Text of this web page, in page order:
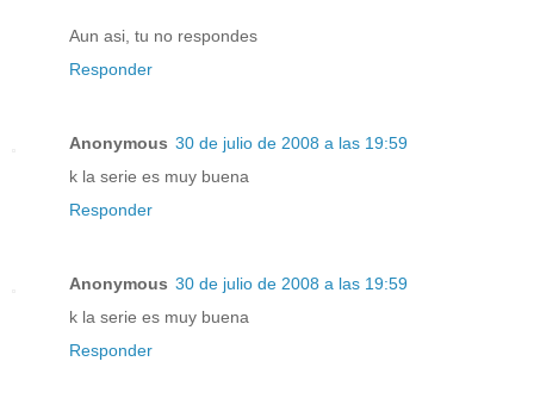
Aun asi, tu no respondes
Responder
Anonymous 30 de julio de 2008 a las 19:59
k la serie es muy buena
Responder
Anonymous 30 de julio de 2008 a las 19:59
k la serie es muy buena
Responder